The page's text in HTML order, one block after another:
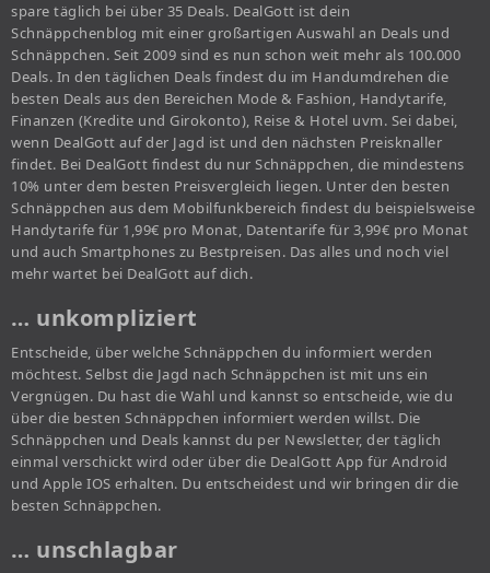
spare täglich bei über 35 Deals. DealGott ist dein
Schnäppchenblog mit einer großartigen Auswahl an Deals und
Schnäppchen. Seit 2009 sind es nun schon weit mehr als 100.000
Deals. In den täglichen Deals findest du im Handumdrehen die
besten Deals aus den Bereichen Mode & Fashion, Handytarife,
Finanzen (Kredite und Girokonto), Reise & Hotel uvm. Sei dabei,
wenn DealGott auf der Jagd ist und den nächsten Preisknaller
findet. Bei DealGott findest du nur Schnäppchen, die mindestens
10% unter dem besten Preisvergleich liegen. Unter den besten
Schnäppchen aus dem Mobilfunkbereich findest du beispielsweise
Handytarife für 1,99€ pro Monat, Datentarife für 3,99€ pro Monat
und auch Smartphones zu Bestpreisen. Das alles und noch viel
mehr wartet bei DealGott auf dich.
… unkompliziert
Entscheide, über welche Schnäppchen du informiert werden
möchtest. Selbst die Jagd nach Schnäppchen ist mit uns ein
Vergnügen. Du hast die Wahl und kannst so entscheide, wie du
über die besten Schnäppchen informiert werden willst. Die
Schnäppchen und Deals kannst du per Newsletter, der täglich
einmal verschickt wird oder über die DealGott App für Android
und Apple IOS erhalten. Du entscheidest und wir bringen dir die
besten Schnäppchen.
… unschlagbar